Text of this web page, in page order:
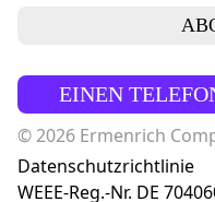
EINEN
© 2026 Ermenrich
Datenschutzrichtlinie
WEEE-Reg.-Nr. DE